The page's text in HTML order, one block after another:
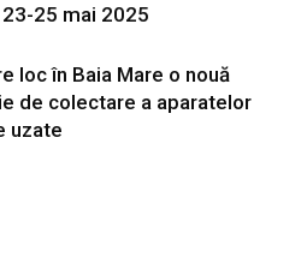
25 mai 2025
loc în Baia Mare o nouă
de colectare a aparatelor
uzate